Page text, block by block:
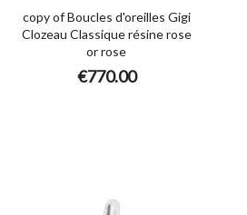
copy of Boucles d'oreilles Gigi
Clozeau Classique résine rose
or rose
€770.00